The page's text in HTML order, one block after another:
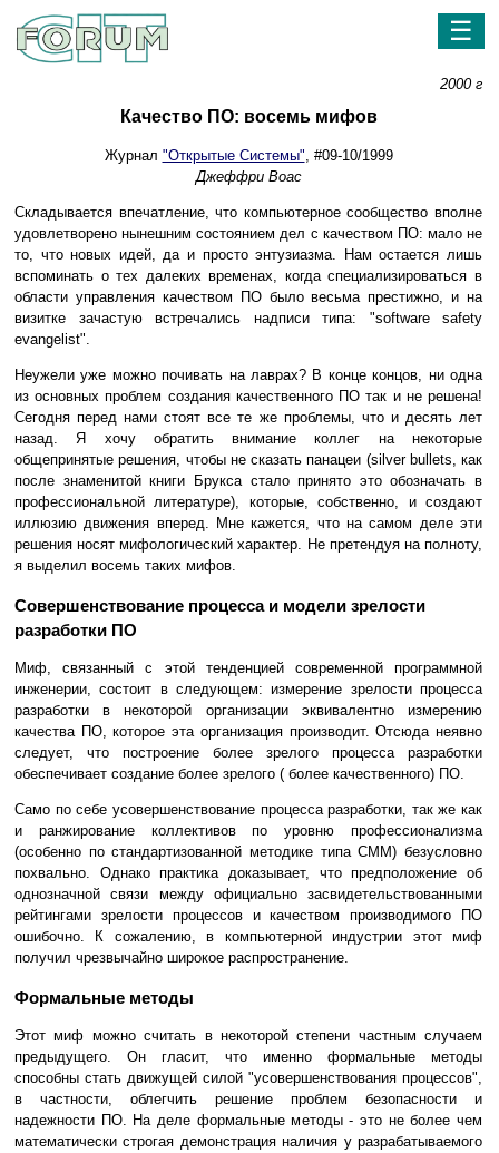
☰
2000 г
Качество ПО: восемь мифов
Журнал "Открытые Системы", #09-10/1999
Джеффри Воас
Складывается впечатление, что компьютерное сообщество вполне
удовлетворено нынешним состоянием дел c качеством ПО: мало не
то, что новых идей, да и просто энтузиазма. Нам остается лишь
вспоминать о тех далеких временах, когда специализироваться в
области управления качеством ПО было весьма престижно, и на
визитке зачастую встречались надписи типа: "software safety
evangelist".
Неужели уже можно почивать на лаврах? В конце концов, ни одна
из основных проблем создания качественного ПО так и не решена!
Сегодня перед нами стоят все те же проблемы, что и десять лет
назад. Я хочу обратить внимание коллег на некоторые
общепринятые решения, чтобы не сказать панацеи (silver bullets, как
после знаменитой книги Брукса стало принято это обозначать в
профессиональной литературе), которые, собственно, и создают
иллюзию движения вперед. Мне кажется, что на самом деле эти
решения носят мифологический характер. Не претендуя на полноту,
я выделил восемь таких мифов.
Совершенствование процесса и модели зрелости
разработки ПО
Миф, связанный с этой тенденцией современной программной
инженерии, состоит в следующем: измерение зрелости процесса
разработки в некоторой организации эквивалентно измерению
качества ПО, которое эта организация производит. Отсюда неявно
следует, что построение более зрелого процесса разработки
обеспечивает создание более зрелого ( более качественного) ПО.
Само по себе усовершенствование процесса разработки, так же как
и ранжирование коллективов по уровню профессионализма
(особенно по стандартизованной методике типа CMM) безусловно
похвально. Однако практика доказывает, что предположение об
однозначной связи между официально засвидетельствованными
рейтингами зрелости процессов и качеством производимого ПО
ошибочно. К сожалению, в компьютерной индустрии этот миф
получил чрезвычайно широкое распространение.
Формальные методы
Этот миф можно считать в некоторой степени частным случаем
предыдущего. Он гласит, что именно формальные методы
способны стать движущей силой "усовершенствования процессов",
в частности, облегчить решение проблем безопасности и
надежности ПО. На деле формальные методы - это не более чем
математически строгая демонстрация наличия у разрабатываемого